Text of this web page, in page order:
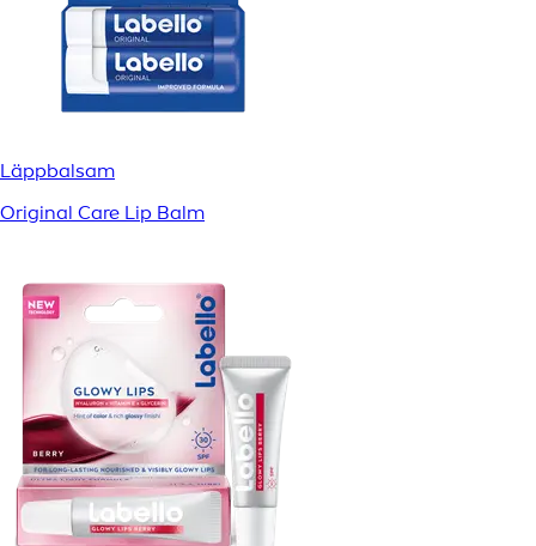
Läppbalsam
Original Care Lip Balm